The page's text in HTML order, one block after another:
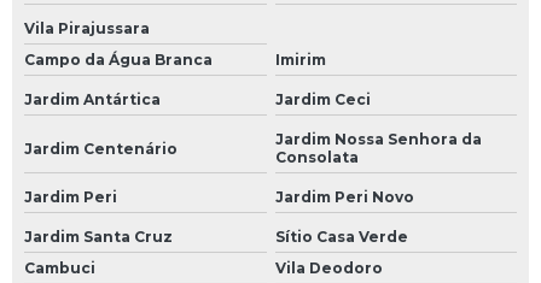
Bateria de Carro 60 Amp
Bateria de Carro 70
Bateria de Carro 70 Amperes
Vila Pirajussara
Campo da Água Branca
Imirim
Jardim Antártica Jardim Ceci
Jardim Centenário
Jardim Nossa Senhora da
Consolata
Jardim Peri Jardim Peri Novo
Jardim Santa Cruz
Sítio Casa Verde
Cambuci
Vila Deodoro